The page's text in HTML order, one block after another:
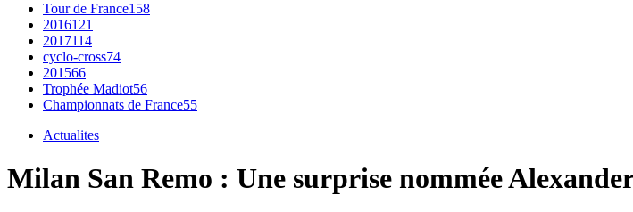
Tour de France158
2016121
2017114
cyclo-cross74
201566
Trophée Madiot56
Championnats de France55
Actualites
Milan San Remo : Une surprise nommée